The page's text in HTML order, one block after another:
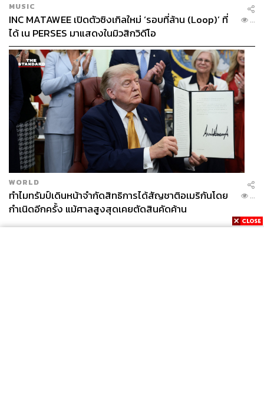
MUSIC
INC MATAWEE เปิดตัวซิงเกิลใหม่ ‘รอบที่ล้าน (Loop)’ ที่
ได้ เน PERSES มาแสดงในมิวสิกวิดีโอ
...
WORLD
ทำไมทรัมป์เดินหน้าจำกัดสิทธิการได้สัญชาติอเมริกันโดย
กำเนิดอีกครั้ง แม้ศาลสูงสุดเคยตัดสินคัดค้าน
...